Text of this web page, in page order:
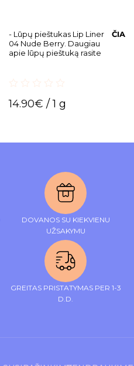
- Lūpų pieštukas Lip Liner
04 Nude Berry. Daugiau
apie lūpų pieštuką rasite
ČIA
out
14.90€ / 1 g
DOVANOS SU KIEKVIENU
UŽSAKYMU
GREITAS PRISTATYMAS PER 1-3
D.D.